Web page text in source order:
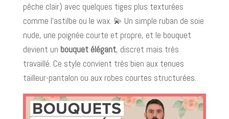
pêche clair) avec quelques tiges plus texturées
comme l’astilbe ou le wax. 💫 Un simple ruban de soie
nude, une poignée courte et propre, et le bouquet
devient un bouquet élégant, discret mais très
travaillé. Ce style convient très bien aux tenues
tailleur-pantalon ou aux robes courtes structurées.